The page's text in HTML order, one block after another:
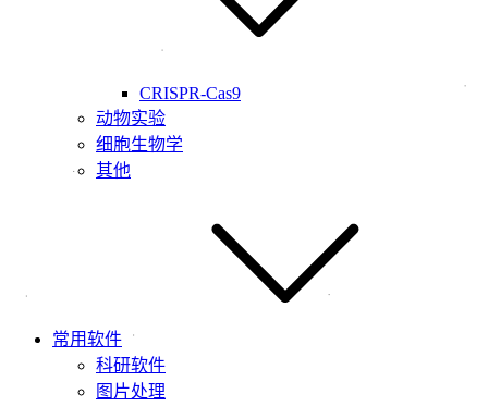
CRISPR-Cas9
动物实验
细胞生物学
其他
常用软件
科研软件
图片处理